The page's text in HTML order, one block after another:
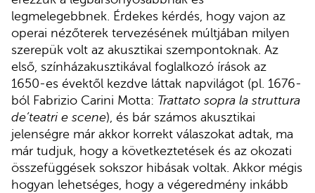
legmelegebbnek. Érdekes kérdés, hogy vajon az
operai nézőterek tervezésének múltjában milyen
szerepük volt az akusztikai szempontoknak. Az
első, színházakusztikával foglalkozó írások az
1650-es évektől kezdve láttak napvilágot (pl. 1676-
ból Fabrizio Carini Motta: Trattato sopra la struttura
de’teatri e scene), és bár számos akusztikai
jelenségre már akkor korrekt válaszokat adtak, ma
már tudjuk, hogy a következtetések és az okozati
összefüggések sokszor hibásak voltak. Akkor mégis
hogyan lehetséges, hogy a végeredmény inkább